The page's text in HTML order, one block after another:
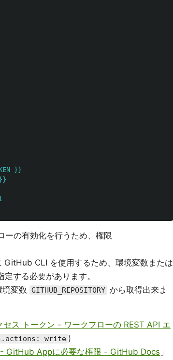
}}
ーの有効化を行うため、権限
CLI を使用するため、環境変数または
する必要があります。
境変数 GITHUB_REPOSITORY から取得出来ま
ス トークン - ワークフローの REST API エ
write )
GitHub Appに必要な権限 - GitHub Docs 」